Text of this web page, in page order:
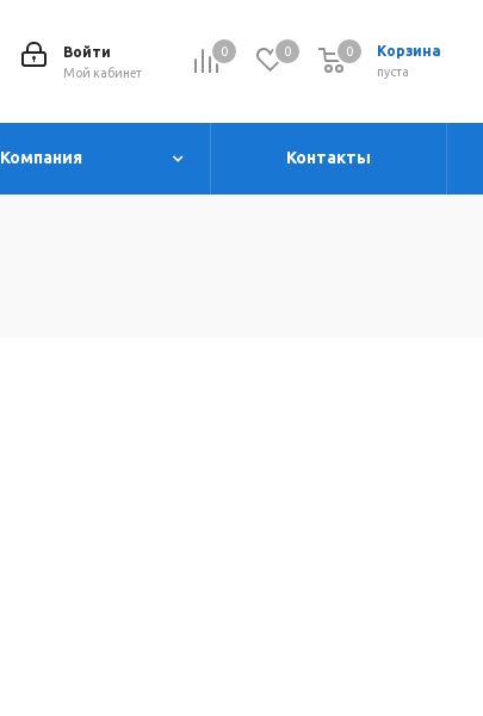
0 0 Корзина
0
пуста
0
Войти
Мой кабинет
Компания Контакты